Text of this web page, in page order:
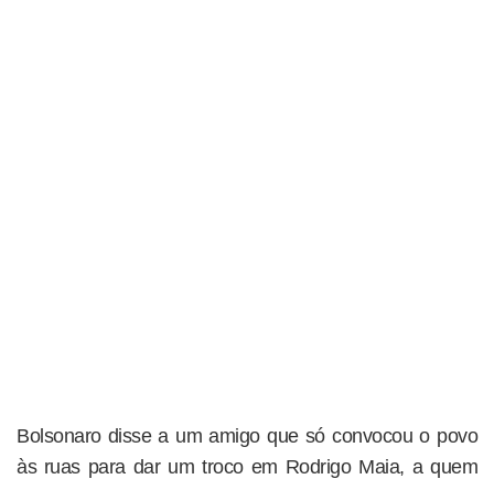
Bolsonaro disse a um amigo que só convocou o povo
às ruas para dar um troco em Rodrigo Maia, a quem